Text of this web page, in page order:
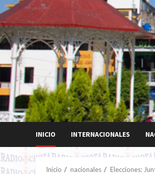
INICIO INTERNACIONALES
Inicio nacionales Elecciones: